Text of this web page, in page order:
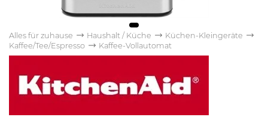
Alles für zuhause Haushalt / Küche
Küchen-Kleingeräte
Kaffee/Tee/Espresso
Kaffee-Vollautomat